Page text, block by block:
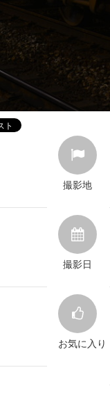
撮影地
撮影日
お気に入り